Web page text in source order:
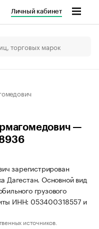
Личный кабинет
—
зарегистрирован
Дагестан. Основной вид
грузового
ИНН: 053400318557 и
источников.